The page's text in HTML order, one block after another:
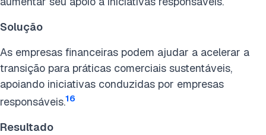
Solução
As empresas financeiras podem ajudar a acelerar a
transição para práticas comerciais sustentáveis,
apoiando iniciativas conduzidas por empresas
responsáveis.16
Resultado